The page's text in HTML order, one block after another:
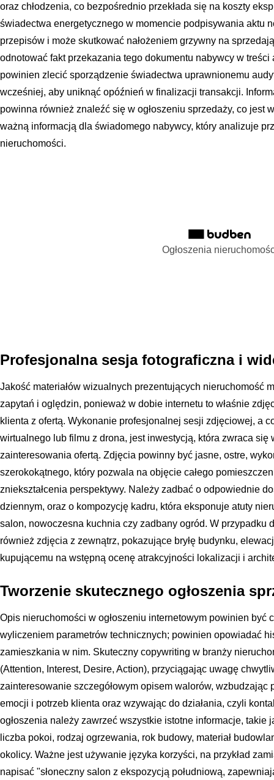
oraz chłodzenia, co bezpośrednio przekłada się na koszty
świadectwa energetycznego w momencie podpisywania aktu
przepisów i może skutkować nałożeniem grzywny na
odnotować fakt przekazania tego dokumentu nabywcy w
powinien zlecić sporządzenie świadectwa uprawnionemu
wcześniej, aby uniknąć opóźnień w finalizacji transakcji.
powinna również znaleźć się w ogłoszeniu sprzedaży, co jest
ważną informacją dla świadomego nabywcy, który analizuje
nieruchomości.
Ogłoszenia
Profesjonalna sesja fotograficzna i
Jakość materiałów wizualnych prezentujących nieruchomość
zapytań i oględzin, ponieważ w dobie internetu to właśnie
klienta z ofertą. Wykonanie profesjonalnej sesji zdjęciowej, a
wirtualnego lub filmu z drona, jest inwestycją, która zwraca
zainteresowania ofertą. Zdjęcia powinny być jasne, ostre,
szerokokątnego, który pozwala na objęcie całego
zniekształcenia perspektywy. Należy zadbać o odpowiednie
dziennym, oraz o kompozycję kadru, która eksponuje atuty
salon, nowoczesna kuchnia czy zadbany ogród. W przypadku
również zdjęcia z zewnątrz, pokazujące bryłę budynku,
kupującemu na wstępną ocenę atrakcyjności lokalizacji i
Tworzenie skutecznego ogłoszenia
Opis nieruchomości w ogłoszeniu internetowym powinien być
wyliczeniem parametrów technicznych; powinien opowiadać
zamieszkania w nim. Skuteczny copywriting w branży
(Attention, Interest, Desire, Action), przyciągając uwagę
zainteresowanie szczegółowym opisem walorów, wzbudzając
emocji i potrzeb klienta oraz wzywając do działania, czyli
ogłoszenia należy zawrzeć wszystkie istotne informacje, takie
liczba pokoi, rodzaj ogrzewania, rok budowy, materiał
okolicy. Ważne jest używanie języka korzyści, na przykład
napisać "słoneczny salon z ekspozycją południową,